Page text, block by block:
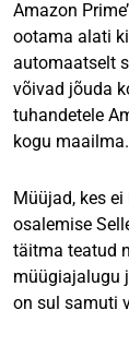
Amazon
ootama alati
automaatselt
võivad jõuda
tuhandetele
kogu maailma.
Müüjad, kes
osalemise
täitma teatud
müügiajalugu
on sul samuti